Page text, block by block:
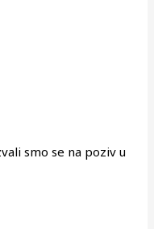
smo se na poziv u